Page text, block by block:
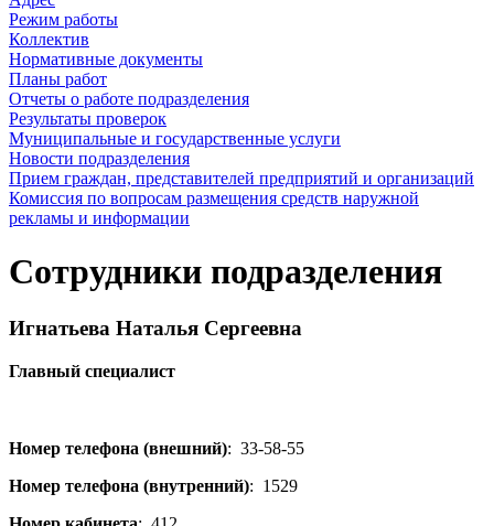
Режим работы
Коллектив
Нормативные документы
Планы работ
Отчеты о работе подразделения
Результаты проверок
Муниципальные и государственные услуги
Новости подразделения
Прием граждан, представителей предприятий и организаций
Комиссия по вопросам размещения средств наружной
рекламы и информации
Сотрудники подразделения
Игнатьева Наталья Сергеевна
Главный специалист
Номер телефона (внешний): 33-58-55
Номер телефона (внутренний): 1529